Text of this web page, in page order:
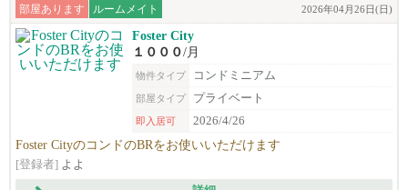
部屋あります ルームメイト 2026年04月26日(日)
Foster City
１０００/月
物件タイプ コンドミニアム
部屋タイプ プライベート
即入居可 2026/4/26
Foster CityのコンドのBRをお使いいただけます
[登録者] よよ